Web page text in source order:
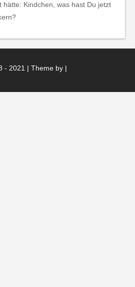
hätte: Kindchen, was hast Du jetzt
- 2021 | Theme by |